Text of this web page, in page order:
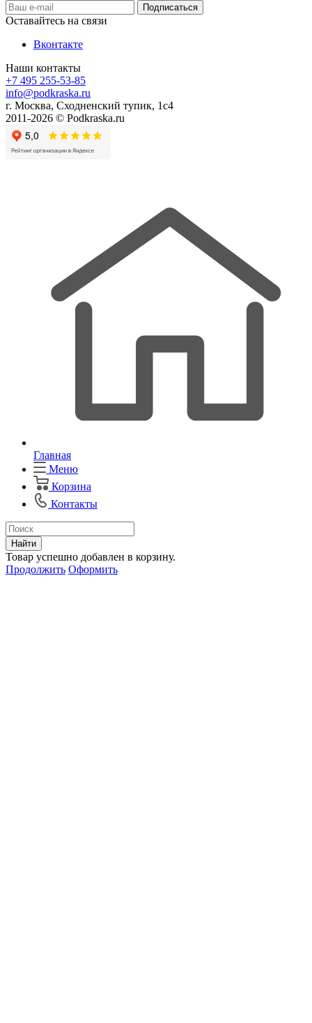
Оставайтесь на связи
Вконтакте
Наши контакты
+7 495 255-53-85
info@podkraska.ru
г. Москва, Сходненский тупик, 1с4
2011-2026 © Podkraska.ru
Главная
Меню
Корзина
Контакты
Найти
Товар успешно добавлен в корзину.
Продолжить Оформить